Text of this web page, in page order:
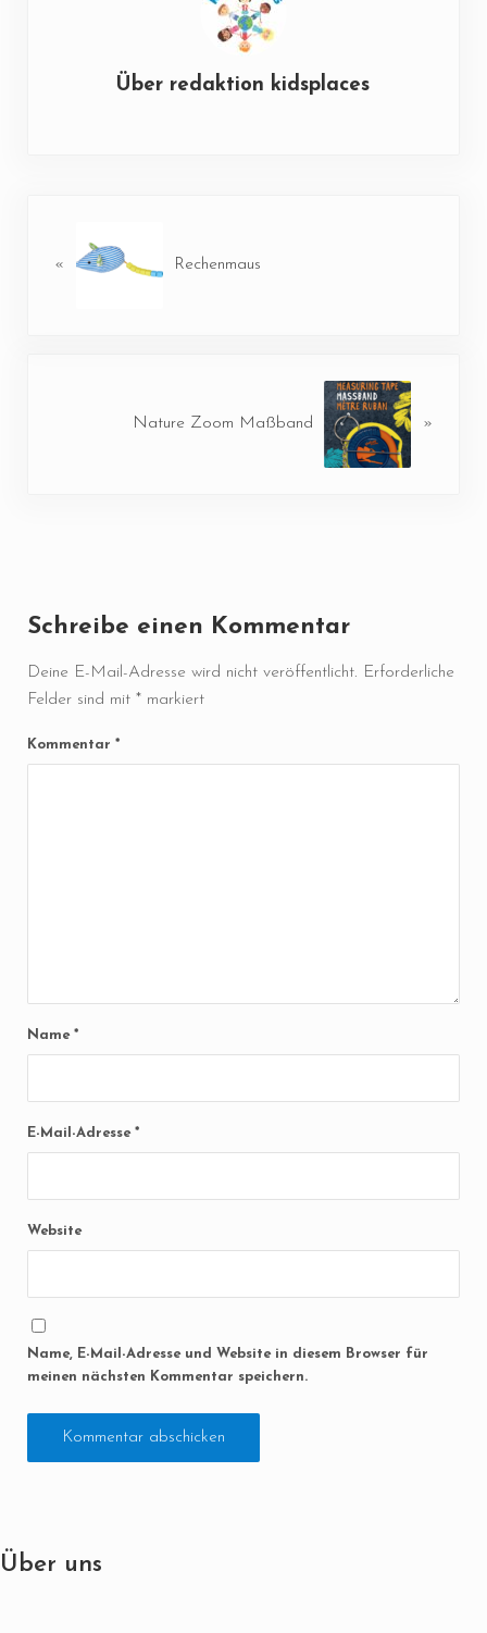
Über redaktion kidsplaces
« Rechenmaus
Nature Zoom Maßband »
Schreibe einen Kommentar
Deine E-Mail-Adresse wird nicht veröffentlicht. Erforderliche
Felder sind mit *markiert
Kommentar *
Name *
E-Mail-Adresse *
Website
Name, E-Mail-Adresse und Website in diesem Browser für
meinen nächsten Kommentar speichern.
Über uns